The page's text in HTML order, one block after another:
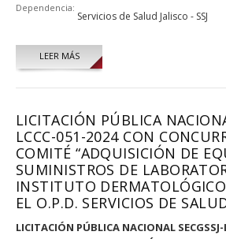
Dependencia:
Servicios de Salud Jalisco - SSJ
LEER MÁS
LICITACIÓN PÚBLICA
LCCC-051-2024 CON
COMITÉ “ADQUISICIÓN DE
SUMINISTROS DE
INSTITUTO
EL O.P.D. SERVICIOS DE
LICITACIÓN PÚBLICA NACIONAL